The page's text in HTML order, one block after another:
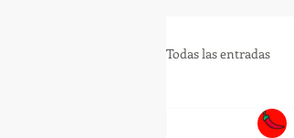
Todas las entradas